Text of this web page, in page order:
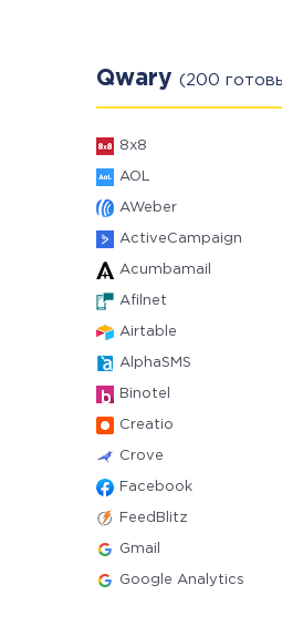
Qwary (200
8x8
AOL
AWeber
ActiveCampaign
Acumbamail
Afilnet
Airtable
AlphaSMS
Binotel
Creatio
Crove
Facebook
FeedBlitz
Gmail
Google Analytics